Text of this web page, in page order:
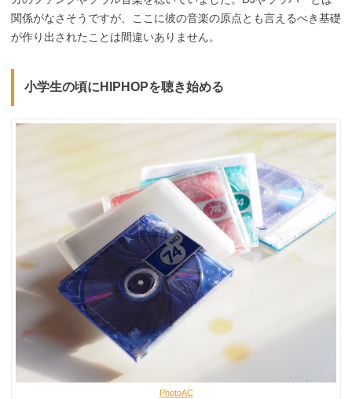
関係がなさそうですが、ここに彼の音楽の原点とも言えるべき基礎
が作り出されたことは間違いありません。
小学生の頃にHIPHOPを聴き始める
PhotoAC